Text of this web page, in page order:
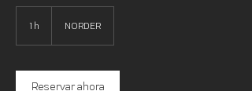
1 h NORDER
Reservar ahora